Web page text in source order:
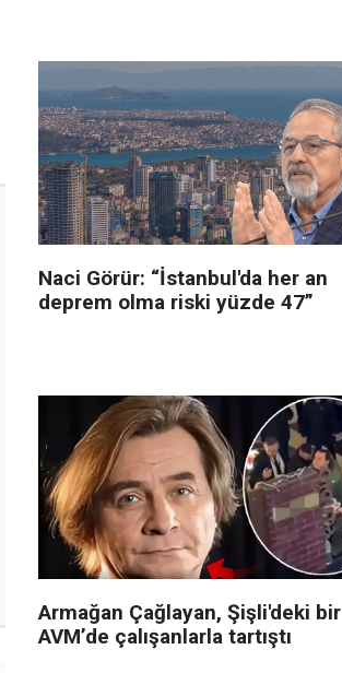
Naci Görür: “İstanbul'da her an
deprem olma riski yüzde 47”
Armağan Çağlayan, Şişli'deki bir
AVM’de çalışanlarla tartıştı